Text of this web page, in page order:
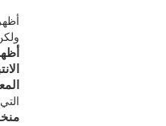
أظهرت